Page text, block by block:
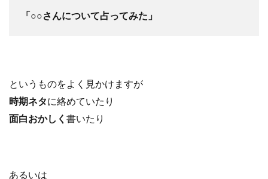
「○○さんについて占ってみた」
というものをよく見かけますが
時期ネタに絡めていたり
面白おかしく 書いたり
あるいは